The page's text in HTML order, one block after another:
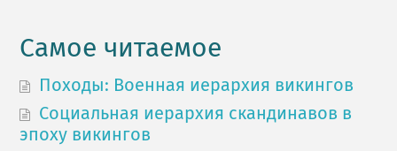
Самое читаемое
Походы: Военная иерархия викингов
Социальная иерархия скандинавов в
эпоху викингов